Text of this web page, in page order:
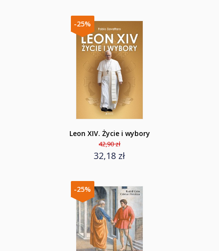
-25%
Leon XIV. Życie i wybory
42,90 zł
32,18 zł
-25%